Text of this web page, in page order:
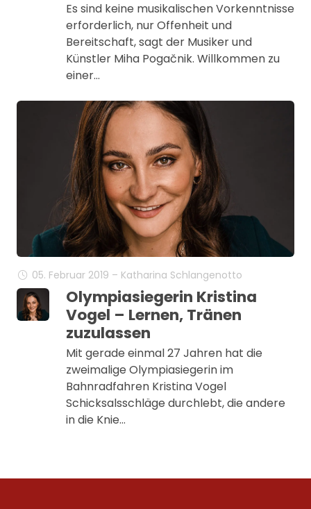
Es sind keine musikalischen Vorkenntnisse
erforderlich, nur Offenheit und
Bereitschaft, sagt der Musiker und
Künstler Miha Pogačnik. Willkommen zu
einer…
05. Februar 2019 – Katharina Schlangenotto
Olympiasiegerin Kristina
Vogel – Lernen, Tränen
zuzulassen
Mit gerade einmal 27 Jahren hat die
zweimalige Olympiasiegerin im
Bahnradfahren Kristina Vogel
Schicksalsschläge durchlebt, die andere
in die Knie…